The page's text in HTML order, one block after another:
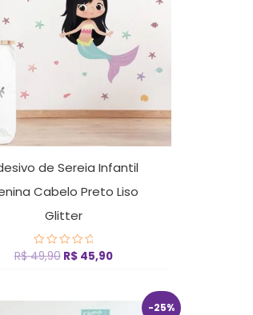
de Sereia Infantil
Cabelo Preto Liso
Glitter
Avaliação
0
R$49,90 R$45,90
-25%